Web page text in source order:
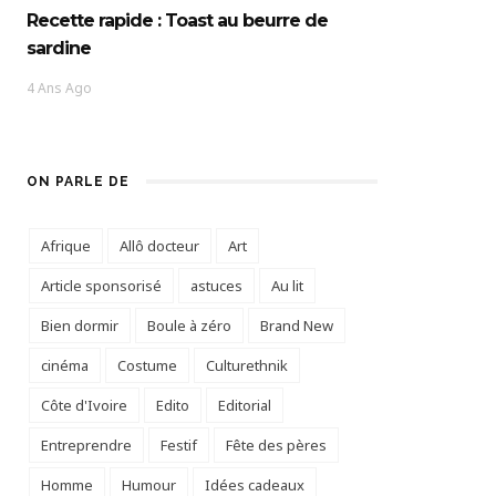
Recette rapide : Toast au beurre de
sardine
4 Ans Ago
ON PARLE DE
Afrique Allô docteur
Art
Article sponsorisé
astuces
Au lit
Bien dormir
Boule à zéro
Brand New
cinéma
Costume
Culturethnik
Côte d'Ivoire
Edito
Editorial
Entreprendre
Festif
Fête des pères
Homme
Humour Idées cadeaux